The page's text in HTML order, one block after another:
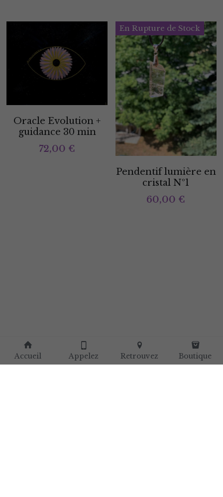
Oracle Evolution +
guidance 30 min
72,00 €
En Rupture de Stock
Pendentif lumière en
cristal Nº1
60,00 €
Accueil Appelez Retrouvez Boutique